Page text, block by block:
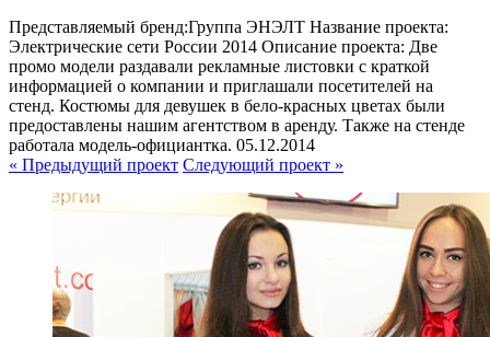
Представляемый бренд:Группа ЭНЭЛТ Название проекта:
Электрические сети России 2014 Описание проекта: Две
промо модели раздавали рекламные листовки с краткой
информацией о компании и приглашали посетителей на
стенд. Костюмы для девушек в бело-красных цветах были
предоставлены нашим агентством в аренду. Также на стенде
работала модель-официантка. 05.12.2014
« Предыдущий проект Следующий проект »